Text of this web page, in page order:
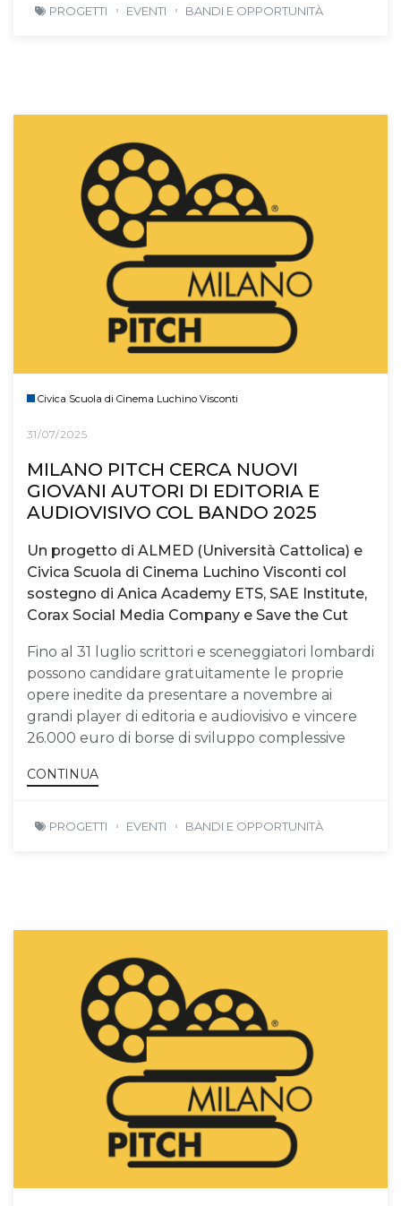
PROGETTI EVENTI BANDI E OPPORTUNITÀ
Civica Scuola di Cinema Luchino Visconti
31/07/2025
MILANO PITCH CERCA NUOVI
GIOVANI AUTORI DI EDITORIA E
AUDIOVISIVO COL BANDO 2025
Un progetto di ALMED (Università Cattolica) e
Civica Scuola di Cinema Luchino Visconti col
sostegno di Anica Academy ETS, SAE Institute,
Corax Social Media Company e Save the Cut
Fino al 31 luglio scrittori e sceneggiatori lombardi
possono candidare gratuitamente le proprie
opere inedite da presentare a novembre ai
grandi player di editoria e audiovisivo e vincere
26.000 euro di borse di sviluppo complessive
CONTINUA
PROGETTI EVENTI BANDI E OPPORTUNITÀ